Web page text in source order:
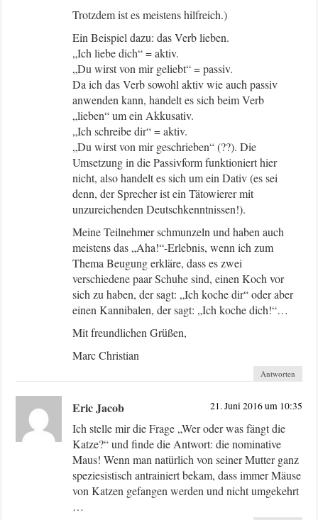
Trotzdem ist es meistens hilfreich.)
Ein Beispiel dazu: das Verb lieben.
„Ich liebe dich“ = aktiv.
„Du wirst von mir geliebt“ = passiv.
Da ich das Verb sowohl aktiv wie auch passiv
anwenden kann, handelt es sich beim Verb
„lieben“ um ein Akkusativ.
„Ich schreibe dir“ = aktiv.
„Du wirst von mir geschrieben“ (??). Die
Umsetzung in die Passivform funktioniert hier
nicht, also handelt es sich um ein Dativ (es sei
denn, der Sprecher ist ein Tätowierer mit
unzureichenden Deutschkenntnissen!).
Meine Teilnehmer schmunzeln und haben auch
meistens das „Aha!“-Erlebnis, wenn ich zum
Thema Beugung erkläre, dass es zwei
verschiedene paar Schuhe sind, einen Koch vor
sich zu haben, der sagt: „Ich koche dir“ oder aber
einen Kannibalen, der sagt: „Ich koche dich!“…
Mit freundlichen Grüßen,
Marc Christian
Antworten
Eric Jacob 21. Juni 2016 um 10:35
Ich stelle mir die Frage „Wer oder was fängt die
Katze?“ und finde die Antwort: die nominative
Maus! Wenn man natürlich von seiner Mutter ganz
speziesistisch antrainiert bekam, dass immer Mäuse
von Katzen gefangen werden und nicht umgekehrt
…